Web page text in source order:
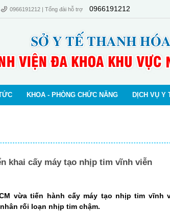
0966191212 | Tổng đài hỗ trợ 0966191212
KHOA - PHÒNG CHỨC NĂNG DỊCH VỤ Y
khai cấy máy tạo nhịp tim vĩnh viễn
vừa tiến hành cấy máy tạo nhịp tim vĩnh
rối loạn nhịp tim chậm.